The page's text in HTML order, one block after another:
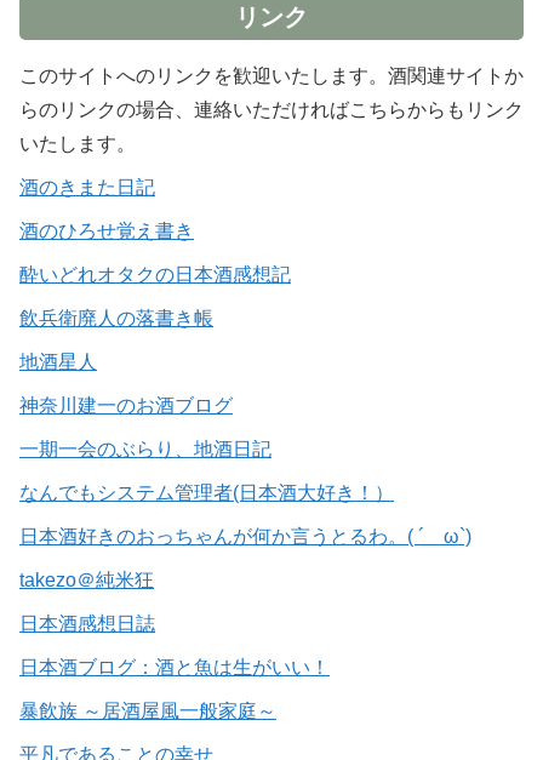
リンク
このサイトへのリンクを歓迎いたします。酒関連サイトか
らのリンクの場合、連絡いただければこちらからもリンク
いたします。
酒のきまた日記
酒のひろせ覚え書き
酔いどれオタクの日本酒感想記
飲兵衛廃人の落書き帳
地酒星人
神奈川建一のお酒ブログ
一期一会のぶらり、地酒日記
なんでもシステム管理者(日本酒大好き！）
日本酒好きのおっちゃんが何か言うとるわ。( ´ ω`)
takezo＠純米狂
日本酒感想日誌
日本酒ブログ：酒と魚は生がいい！
暴飲族 ～居酒屋風一般家庭～
平凡であることの幸せ